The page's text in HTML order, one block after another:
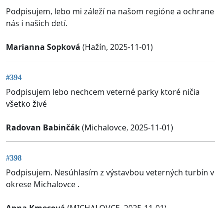
Podpisujem, lebo mi záleží na našom regióne a ochrane
nás i našich detí.
Marianna Sopková (Hažín, 2025-11-01)
#394
Podpisujem lebo nechcem veterné parky ktoré ničia
všetko živé
Radovan Babinčák(Michalovce, 2025-11-01)
#398
Podpisujem. Nesúhlasím z výstavbou veterných turbín v
okrese Michalovce .